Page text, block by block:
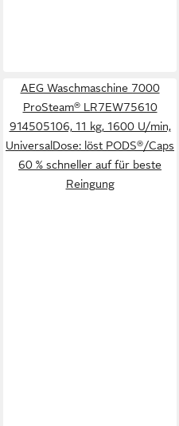
AEG Waschmaschine 7000
ProSteam® LR7EW75610
914505106, 11 kg, 1600 U/min,
UniversalDose: löst PODS®/Caps
60 % schneller auf für beste
Reingung